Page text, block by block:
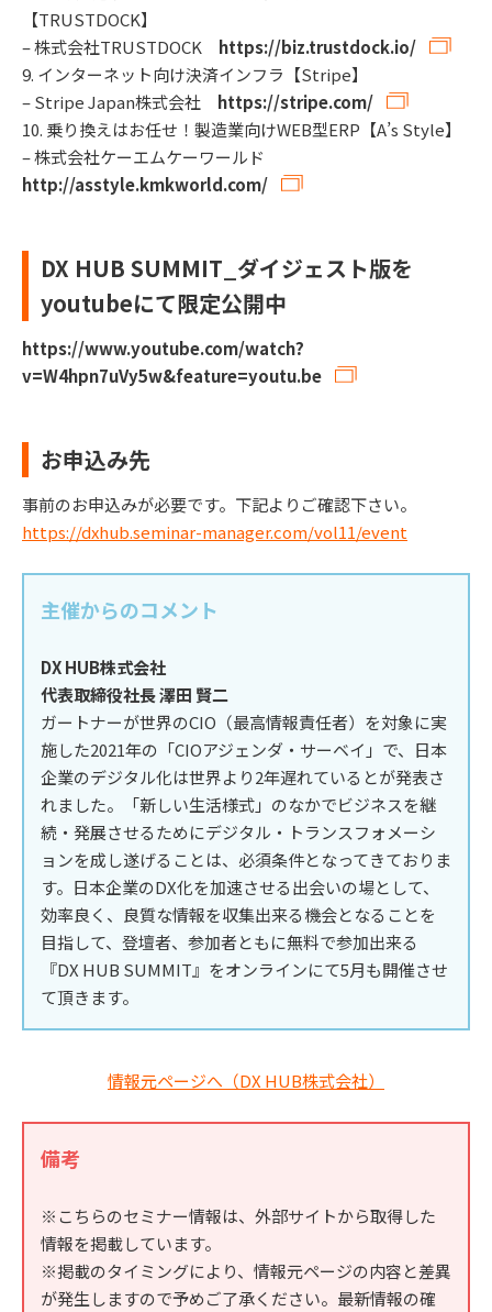
【TRUSTDOCK】
– 株式会社TRUSTDOCK https://biz.trustdock.io/
9. インターネット向け決済インフラ【Stripe】
– Stripe Japan株式会社 https://stripe.com/
10. 乗り換えはお任せ！製造業向けWEB型ERP【A’s Style】
– 株式会社ケーエムケーワールド
http://asstyle.kmkworld.com/
DX HUB SUMMIT_ダイジェスト版を
youtubeにて限定公開中
https://www.youtube.com/watch?
v=W4hpn7uVy5w&feature=youtu.be
お申込み先
事前のお申込みが必要です。下記よりご確認下さい。
https://dxhub.seminar-manager.com/vol11/event
主催からのコメント
DX HUB株式会社
代表取締役社長 澤田 賢二
ガートナーが世界のCIO（最高情報責任者）を対象に実
施した2021年の「CIOアジェンダ・サーベイ」で、日本
企業のデジタル化は世界より2年遅れているとが発表さ
れました。「新しい生活様式」のなかでビジネスを継
続・発展させるためにデジタル・トランスフォメーシ
ョンを成し遂げることは、必須条件となってきておりま
す。日本企業のDX化を加速させる出会いの場として、
効率良く、良質な情報を収集出来る機会となることを
目指して、登壇者、参加者ともに無料で参加出来る
『DX HUB SUMMIT』をオンラインにて5月も開催させ
て頂きます。
情報元ページへ（DX HUB株式会社）
備考
※こちらのセミナー情報は、外部サイトから取得した
情報を掲載しています。
※掲載のタイミングにより、情報元ページの内容と差異
が発生しますので予めご了承ください。最新情報の確